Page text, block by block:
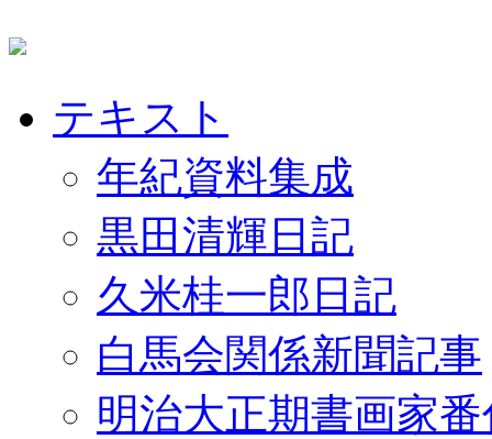
テキスト
年紀資料集成
黒田清輝日記
久米桂一郎日記
白馬会関係新聞記事
明治大正期書画家